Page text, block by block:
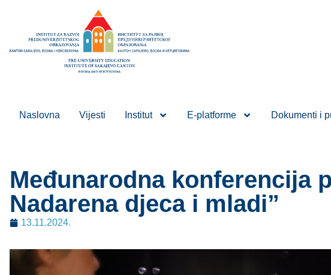
Naslovna Vijesti Institut E-platforme Dokumenti i
Međunarodna konferencija
Nadarena djeca i mladi”
13.11.2024.